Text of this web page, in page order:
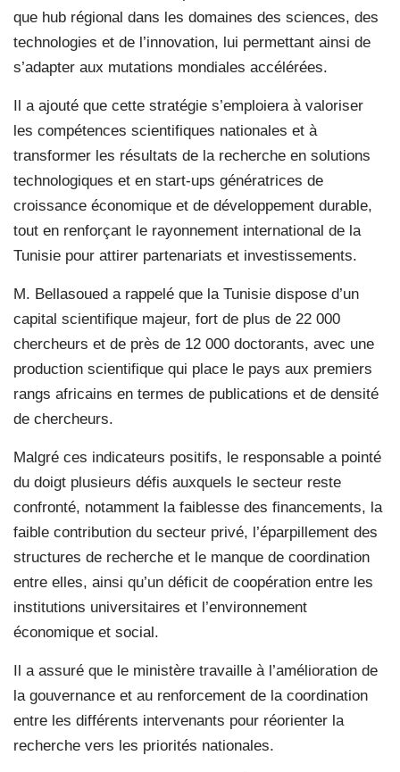
que hub régional dans les domaines des sciences, des
technologies et de l’innovation, lui permettant ainsi de
s’adapter aux mutations mondiales accélérées.
Il a ajouté que cette stratégie s’emploiera à valoriser
les compétences scientifiques nationales et à
transformer les résultats de la recherche en solutions
technologiques et en start-ups génératrices de
croissance économique et de développement durable,
tout en renforçant le rayonnement international de la
Tunisie pour attirer partenariats et investissements.
M. Bellasoued a rappelé que la Tunisie dispose d’un
capital scientifique majeur, fort de plus de 22 000
chercheurs et de près de 12 000 doctorants, avec une
production scientifique qui place le pays aux premiers
rangs africains en termes de publications et de densité
de chercheurs.
Malgré ces indicateurs positifs, le responsable a pointé
du doigt plusieurs défis auxquels le secteur reste
confronté, notamment la faiblesse des financements, la
faible contribution du secteur privé, l’éparpillement des
structures de recherche et le manque de coordination
entre elles, ainsi qu’un déficit de coopération entre les
institutions universitaires et l’environnement
économique et social.
Il a assuré que le ministère travaille à l’amélioration de
la gouvernance et au renforcement de la coordination
entre les différents intervenants pour réorienter la
recherche vers les priorités nationales.